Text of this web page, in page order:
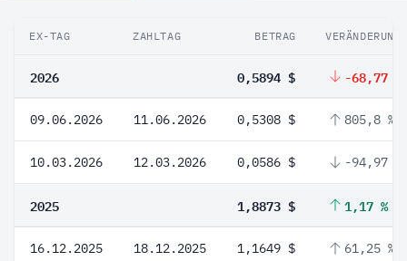
EX-TAG ZAHLTAG BETRAG VERÄNDERUNG
2026 0,5894 $ -68,77 %
09.06.2026 11.06.2026 0,5308 $ 805,8 %
10.03.2026 12.03.2026 0,0586 $ -94,97 %
2025 1,8873 $ 1,17 %
16.12.2025 18.12.2025 1,1649 $ 61,25 %